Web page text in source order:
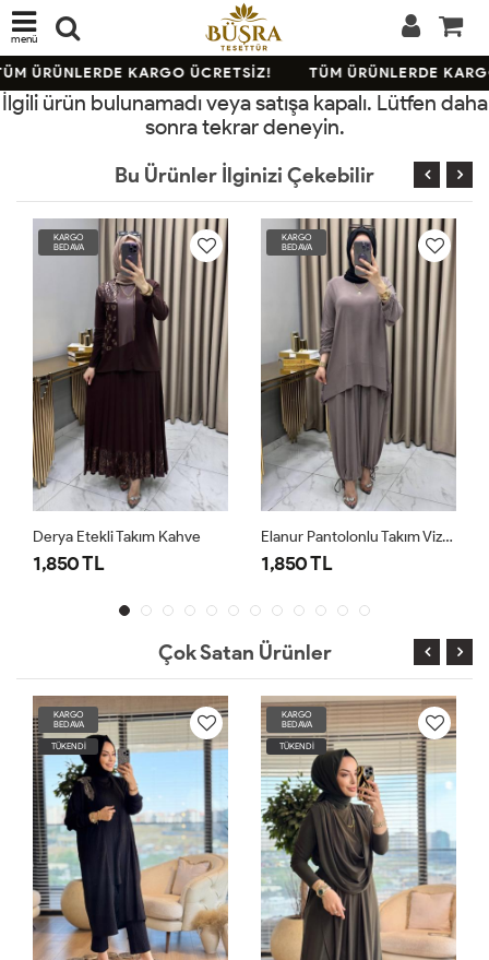
menü
ÜRÜNLERDE KARGO ÜCRETSİZ! TÜM ÜRÜNLERDE
İlgili ürün bulunamadı veya satışa kapalı. Lütfen daha
sonra tekrar deneyin.
Bu Ürünler İlginizi Çekebilir
Etekli Takım Kahve
TL
KARGO
BEDAVA
Elanur Pantolonlu Takım Vizon
1,850 TL
KARGO
BEDAVA
Çok Satan Ürünler
KARGO
BEDAVA
TÜKENDİ
KARGO
BEDAVA
TÜKENDİ